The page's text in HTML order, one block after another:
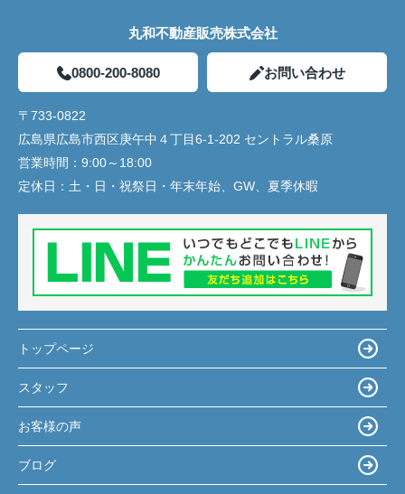
丸和不動産販売株式会社
0800-200-8080 お問い合わせ
〒733-0822
広島県広島市西区庚午中４丁目6-1-202 セントラル桑原
営業時間： 9:00～18:00
定休日： 土・日・祝祭日・年末年始、GW、夏季休暇
トップページ
スタッフ
お客様の声
ブログ